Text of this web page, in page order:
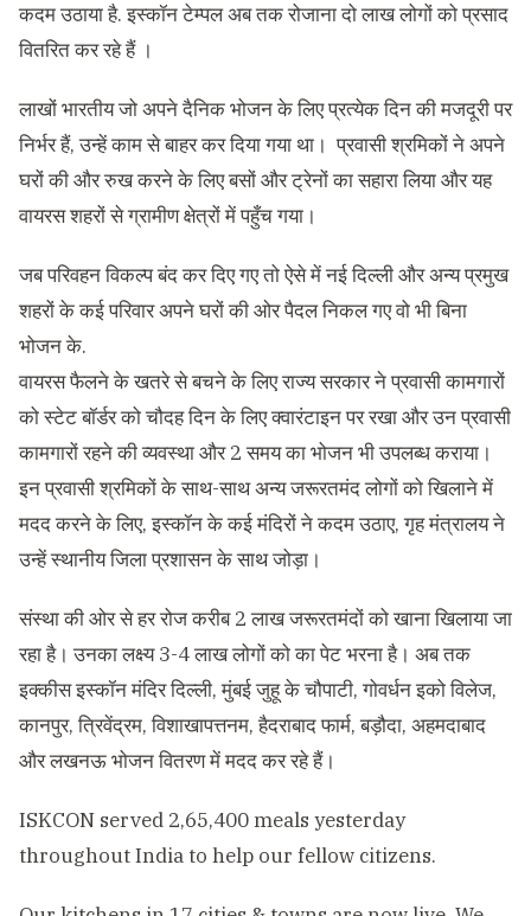
कदम उठाया है. इस्कॉन टेम्पल अब तक रोजाना दो लाख लोगों को प्रसाद
वितरित कर रहे हैं ।
लाखों भारतीय जो अपने दैनिक भोजन के लिए प्रत्येक दिन की मजदूरी पर
निर्भर हैं, उन्हें काम से बाहर कर दिया गया था। प्रवासी श्रमिकों ने अपने
घरों की और रुख करने के लिए बसों और ट्रेनों का सहारा लिया और यह
वायरस शहरों से ग्रामीण क्षेत्रों में पहुँच गया।
जब परिवहन विकल्प बंद कर दिए गए तो ऐसे में नई दिल्ली और अन्य प्रमुख
शहरों के कई परिवार अपने घरों की ओर पैदल निकल गए वो भी बिना
भोजन के.
वायरस फैलने के खतरे से बचने के लिए राज्य सरकार ने प्रवासी कामगारों
को स्टेट बॉर्डर को चौदह दिन के लिए क्वारंटाइन पर रखा और उन प्रवासी
कामगारों रहने की व्यवस्था और 2 समय का भोजन भी उपलब्ध कराया।
इन प्रवासी श्रमिकों के साथ-साथ अन्य जरूरतमंद लोगों को खिलाने में
मदद करने के लिए, इस्कॉन के कई मंदिरों ने कदम उठाए, गृह मंत्रालय ने
उन्हें स्थानीय जिला प्रशासन के साथ जोड़ा।
संस्था की ओर से हर रोज करीब 2 लाख जरूरतमंदों को खाना खिलाया जा
रहा है। उनका लक्ष्य 3-4 लाख लोगों को का पेट भरना है। अब तक
इक्कीस इस्कॉन मंदिर दिल्ली, मुंबई जुहू के चौपाटी, गोवर्धन इको विलेज,
कानपुर, त्रिवेंद्रम, विशाखापत्तनम, हैदराबाद फार्म, बड़ौदा, अहमदाबाद
और लखनऊ भोजन वितरण में मदद कर रहे हैं।
ISKCON served 2,65,400 meals yesterday
throughout India to help our fellow citizens.